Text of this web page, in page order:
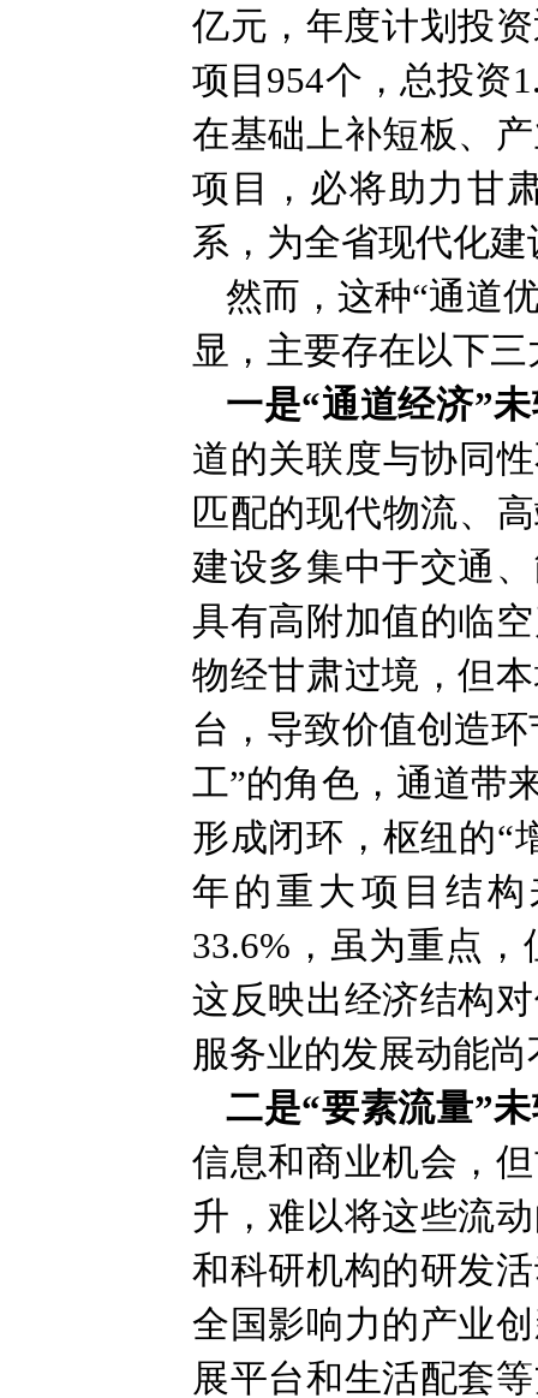
亿元，年度计划投
项目954个，总投资
在基础上补短板、
项目，必将助力甘
系，为全省现代化
然而，这种“通道
显，主要存在以下
一是“通道经济”
道的关联度与协同
匹配的现代物流、
建设多集中于交通
具有高附加值的临
物经甘肃过境，但
台，导致价值创造
工”的角色，通道带
形成闭环，枢纽的“
年的重大项目结
33.6%，虽为重点
这反映出经济结构
服务业的发展动能
二是“要素流量”
信息和商业机会，
升，难以将这些流
和科研机构的研发
全国影响力的产业
展平台和生活配套